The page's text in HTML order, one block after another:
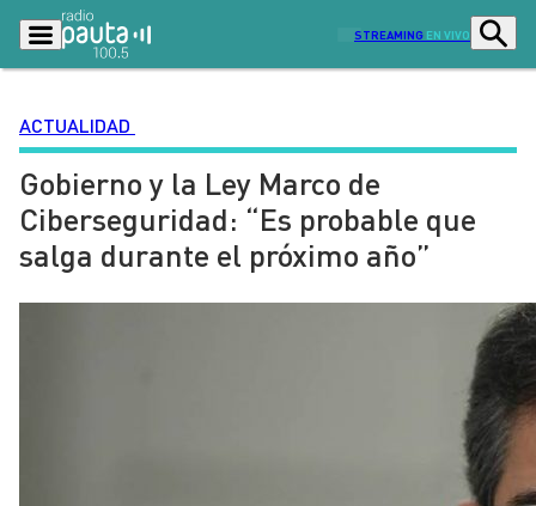
STREAMING EN VIVO
Podcasts
Lo Último Actualidad
Ciudad
Sostenibilidad
Deportes
Opinión
Señal 2
ACTUALIDAD
Gobierno y la Ley Marco de
Ciberseguridad: “Es probable que
salga durante el próximo año”